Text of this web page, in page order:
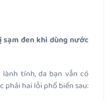
sạm đen khi dùng nước
tính, da bạn vẫn có
phải hai lỗi phổ biến sau: